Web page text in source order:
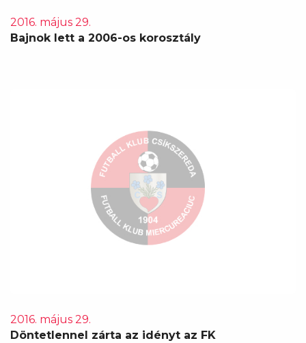
2016. május 29.
Bajnok lett a 2006-os korosztály
2016. május 29.
Döntetlennel zárta az idényt az FK